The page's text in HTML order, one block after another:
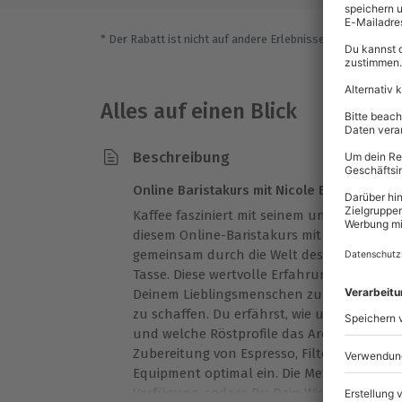
* Der Rabatt ist nicht auf andere Erlebnisse bei der
Alles auf einen Blick
Beschreibung
Online Baristakurs mit Nicole Battefeld
Kaffee fasziniert mit seinem
diesem Online-Baristakurs mit Nicole
gemeinsam durch die Welt des Kaffees –
Tasse. Diese wertvolle Erfahrung gibt Dir
Deinem Lieblingsmenschen zu verbringen
zu schaffen. Du erfährst, wie
und welche Röstprofile das Aroma
Zubereitung von Espresso, Filterkaffee
Equipment optimal ein. Die Methoden
Verfügung, sodass Du Dein Wissen